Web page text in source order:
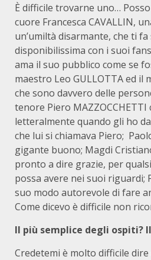
È difficile trovarne uno…
cuore Francesca CAVALLIN,
un’umiltà disarmante, che ti
disponibilissima con i suoi
ama il suo pubblico come se
maestro Leo GULLOTTA ed il
che sono davvero delle
tenore Piero
letteralmente quando gli ho
che lui si chiamava Piero;
gigante buono; Magdi
pronto a dire grazie, per
possa avere nei suoi riguardi;
suo modo autorevole di fare
Come dicevo è difficile non
Il più semplice degli ospiti?
Credetemi è molto difficile